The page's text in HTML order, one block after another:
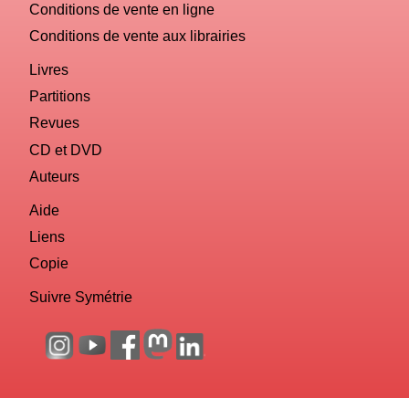
Conditions de vente en ligne
Conditions de vente aux librairies
Livres
Partitions
Revues
CD et DVD
Auteurs
Aide
Liens
Copie
Suivre Symétrie